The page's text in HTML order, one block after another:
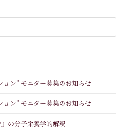
ン” モニター募集のお知らせ
ン” モニター募集のお知らせ
の分子栄養学的解釈